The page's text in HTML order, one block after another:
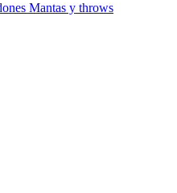
Mantas y throws